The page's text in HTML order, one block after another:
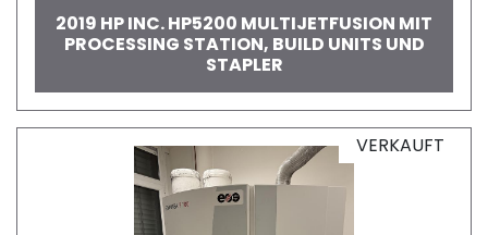
2019 HP INC. HP5200 MULTIJETFUSION MIT
PROCESSING STATION, BUILD UNITS UND
STAPLER
VERKAUFT